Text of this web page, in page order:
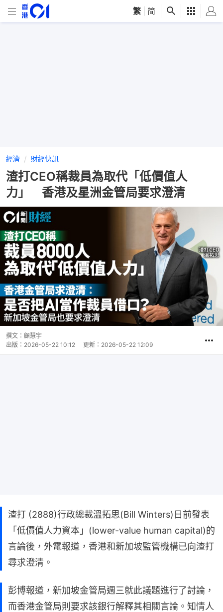
繁 简
經濟 財經快訊
渣打CEO稱裁員為取代「低價值人
力」 香港及星洲金管局要求澄清
撰文： 顧慧宇
出版： 2026-05-22 10:12 更新： 2026-05-22 12:09
渣打 (2888)行政總裁溫拓思(Bill Winters)日前發表
「低價值人力資本」(lower-value human capital)的
言論後，外電報道，香港和新加坡監管機構已向渣打
尋求澄清。
彭博報道，新加坡金管局週三就此議題進行了討論，
而香港金管局則要求該銀行解釋其相關言論。知情人